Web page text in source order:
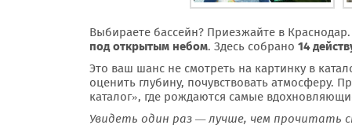
Выбираете бассейн? Приезжайте в
под открытым небом. Здесь собрано 14
Это ваш шанс не смотреть на картинку в
оценить глубину, почувствовать атмосферу.
каталог», где рождаются самые
Увидеть один раз — лучше, чем прочитать